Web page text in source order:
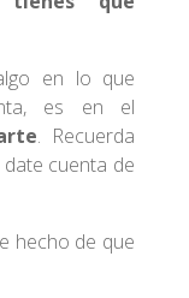
en lo que
es en el
. Recuerda
cuenta de
hecho de que